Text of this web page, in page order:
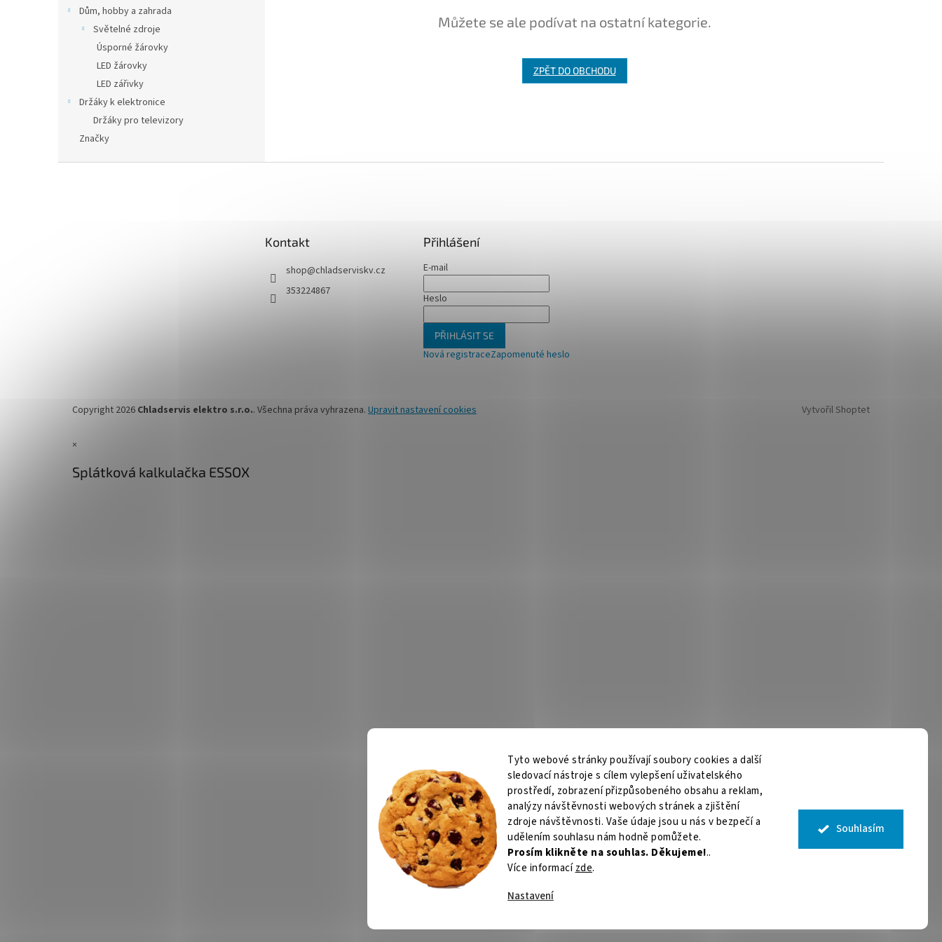
Tyto webové stránky používají soubory cookies a další
sledovací nástroje s cílem vylepšení uživatelského
prostředí, zobrazení přizpůsobeného obsahu a reklam,
analýzy návštěvnosti webových stránek a zjištění
zdroje návštěvnosti. Vaše údaje jsou u nás v bezpečí a
udělením souhlasu nám hodně pomůžete.
Prosím klikněte na souhlas. Děkujeme!..
Více informacízde.
Nastavení
Souhlasím
Dům, hobby a zahrada
Světelné zdroje
Úsporné žárovky
LED žárovky
LED zářivky
Držáky k elektronice
Držáky pro televizory
Značky
Můžete se ale podívat na ostatní kategorie.
ZPĚT DO OBCHODU
Kontakt
shop@chladserviskv.cz
353224867
Přihlášení
E-mail
Heslo
PŘIHLÁSIT SE
Nová registraceZapomenuté heslo
Vytvořil Shoptet
Copyright 2026 Chladservis elektro s.r.o.. Všechna práva vyhrazena. Upravit nastavení cookies
×
Splátková kalkulačka ESSOX